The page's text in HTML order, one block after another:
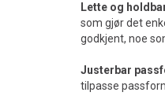
Lette og
som gjør det
godkjent, noe
Justerbar
tilpasse